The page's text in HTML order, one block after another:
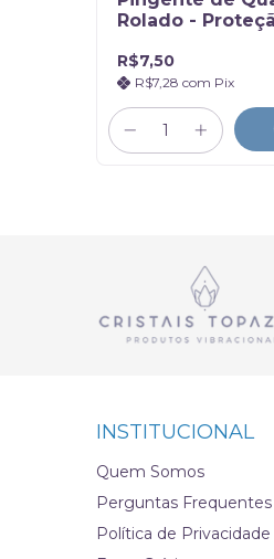
Rolado -
R$7,50
R$7,28 com Pix
INSTITUCIONAL
Quem Somos
Perguntas Frequentes
Política de Privacidade